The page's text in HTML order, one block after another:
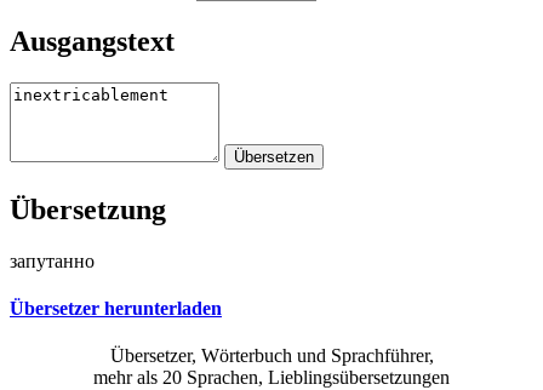
Ausgangstext
Übersetzung
запутанно
Übersetzer herunterladen
Übersetzer, Wörterbuch und Sprachführer,
mehr als 20 Sprachen, Lieblingsübersetzungen